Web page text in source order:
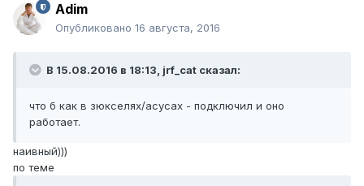
Adim
Опубликовано 16 августа, 2016
В 15.08.2016 в 18:13, jrf_cat сказал:
что б как в зюкселях/асусах - подключил и оно
работает.
наивный)))
по теме